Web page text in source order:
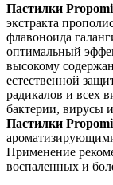
Пастилки
экстракта
флавоноида
оптимальный
высокому
естественной
радикалов и всех
бактерии, вирусы
Пастилки
Применение
воспаленных и